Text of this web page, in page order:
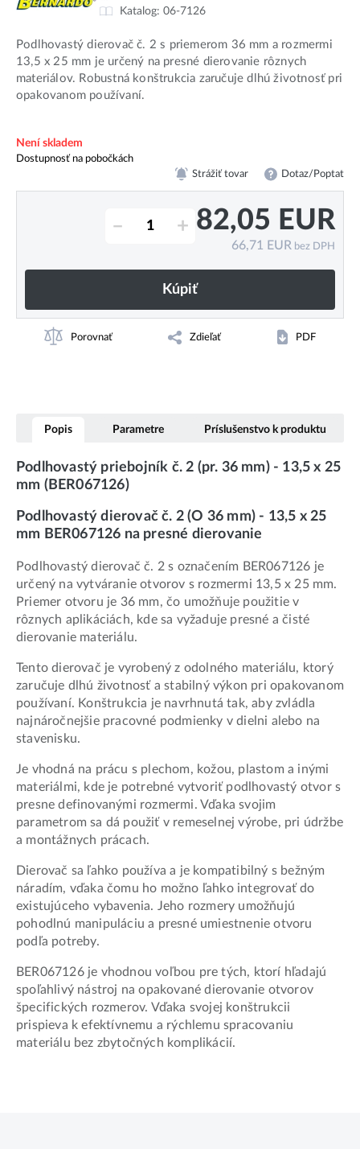
Katalog: 06-7126
Podlhovastý dierovač č. 2 s priemerom 36 mm a rozmermi
13,5 x 25 mm je určený na presné dierovanie rôznych
materiálov. Robustná konštrukcia zaručuje dlhú životnosť pri
opakovanom používaní.
Není skladem
Dostupnosť na pobočkách
Strážiť tovar Dotaz/Poptat
– + 82,05 EUR
66,71 EUR bez DPH
Kúpiť
Porovnať Zdieľať PDF
Popis Parametre Príslušenstvo k produktu
Podlhovastý priebojník č. 2 (pr. 36 mm) - 13,5 x 25
mm (BER067126)
Podlhovastý dierovač č. 2 (O 36 mm) - 13,5 x 25
mm BER067126 na presné dierovanie
Podlhovastý dierovač č. 2 s označením BER067126 je
určený na vytváranie otvorov s rozmermi 13,5 x 25 mm.
Priemer otvoru je 36 mm, čo umožňuje použitie v
rôznych aplikáciách, kde sa vyžaduje presné a čisté
dierovanie materiálu.
Tento dierovač je vyrobený z odolného materiálu, ktorý
zaručuje dlhú životnosť a stabilný výkon pri opakovanom
používaní. Konštrukcia je navrhnutá tak, aby zvládla
najnáročnejšie pracovné podmienky v dielni alebo na
stavenisku.
Je vhodná na prácu s plechom, kožou, plastom a inými
materiálmi, kde je potrebné vytvoriť podlhovastý otvor s
presne definovanými rozmermi. Vďaka svojim
parametrom sa dá použiť v remeselnej výrobe, pri údržbe
a montážnych prácach.
Dierovač sa ľahko používa a je kompatibilný s bežným
náradím, vďaka čomu ho možno ľahko integrovať do
existujúceho vybavenia. Jeho rozmery umožňujú
pohodlnú manipuláciu a presné umiestnenie otvoru
podľa potreby.
BER067126 je vhodnou voľbou pre tých, ktorí hľadajú
spoľahlivý nástroj na opakované dierovanie otvorov
špecifických rozmerov. Vďaka svojej konštrukcii
prispieva k efektívnemu a rýchlemu spracovaniu
materiálu bez zbytočných komplikácií.